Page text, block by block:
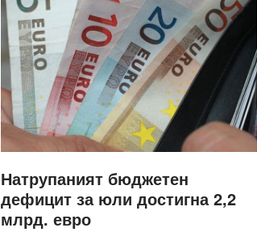
Натрупаният бюджетен
дефицит за юли достигна 2,2
млрд. евро